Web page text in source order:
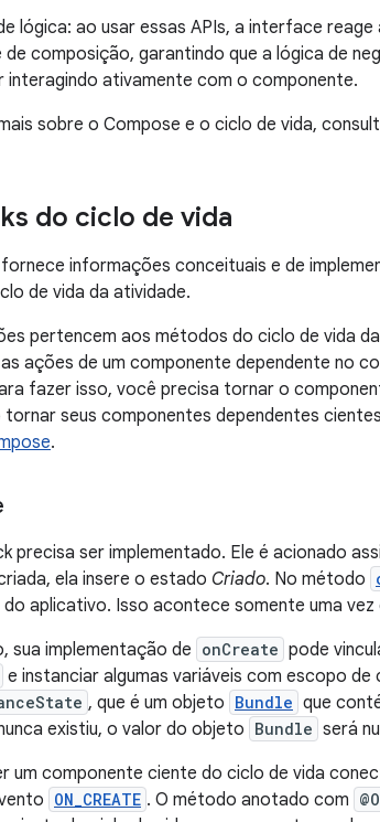
lógica: ao usar essas APIs, a interface
de composição, garantindo que a lógica de
interagindo ativamente com o componente.
sobre o Compose e o ciclo de vida,
do ciclo de vida
informações conceituais e de
de vida da atividade.
pertencem aos métodos do ciclo de vida
ações de um componente dependente no
fazer isso, você precisa tornar o
seus componentes dependentes
.
precisa ser implementado. Ele é acionado
ela insere o estado Criado. No método
do aplicativo. Isso acontece somente uma
sua implementação de onCreate pode
e instanciar algumas variáveis com escopo
, que é um objeto Bundle que
existiu, o valor do objeto Bundle será
um componente ciente do ciclo de vida
ON_CREATE . O método anotado com